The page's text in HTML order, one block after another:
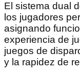
El sistema dual
los jugadores
asignando
experiencia de
juegos de
y la rapidez de